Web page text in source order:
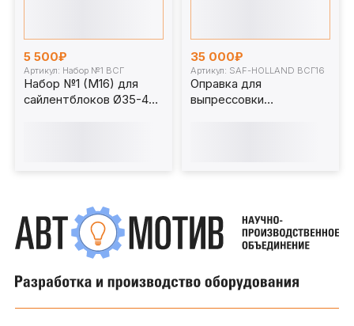
5 500₽
Артикул: Набор №1 ВСГ
Набор №1 (М16) для
сайлентблоков Ø35-40
35 000₽
Артикул: SAF-HOLLAND ВСГ16
Оправка для
выпрессовки